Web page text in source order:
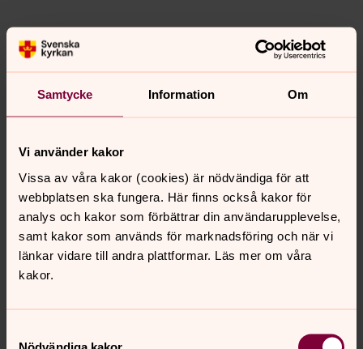
Samtycke Information Om
Vi använder kakor
Vissa av våra kakor (cookies) är nödvändiga för att
webbplatsen ska fungera. Här finns också kakor för
analys och kakor som förbättrar din användarupplevelse,
samt kakor som används för marknadsföring och när vi
länkar vidare till andra plattformar. Läs mer om våra
kakor.
Nödvändiga kakor
Kyrkogårdsförvaltningen i Bärke
pastorat